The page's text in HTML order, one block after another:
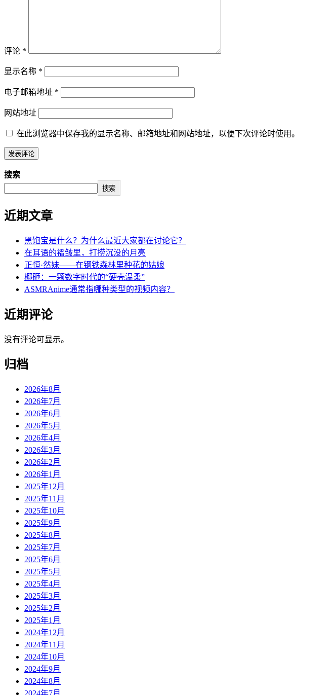
评论 *
显示名称 *
电子邮箱地址 *
网站地址
在此浏览器中保存我的显示名称、邮箱地址和网站地址，以便下次评论时使用。
搜索
搜索
近期文章
黑饱宝是什么？为什么最近大家都在讨论它？
在耳语的褶皱里，打捞沉没的月亮
正恒·然妹——在钢铁森林里种花的姑娘
椰砸：一颗数字时代的“硬壳温柔”
ASMRAnime通常指哪种类型的视频内容？
近期评论
没有评论可显示。
归档
2026年8月
2026年7月
2026年6月
2026年5月
2026年4月
2026年3月
2026年2月
2026年1月
2025年12月
2025年11月
2025年10月
2025年9月
2025年8月
2025年7月
2025年6月
2025年5月
2025年4月
2025年3月
2025年2月
2025年1月
2024年12月
2024年11月
2024年10月
2024年9月
2024年8月